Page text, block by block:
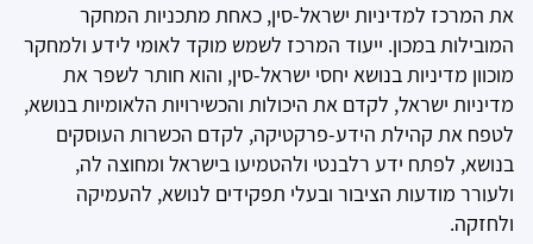
את המרכז למדיניות ישראל-סין, כאחת מתכניות המחקר
המובילות במכון. ייעוד המרכז לשמש מוקד לאומי לידע ולמחקר
מוכוון מדיניות בנושא יחסי ישראל-סין, והוא חותר לשפר את
מדיניות ישראל, לקדם את היכולות והכשירויות הלאומיות בנושא,
לטפח את קהילת הידע-פרקטיקה, לקדם הכשרות העוסקים
בנושא, לפתח ידע רלבנטי ולהטמיעו בישראל ומחוצה לה,
ולעורר מודעות הציבור ובעלי תפקידים לנושא, להעמיקה
ולחזקה.